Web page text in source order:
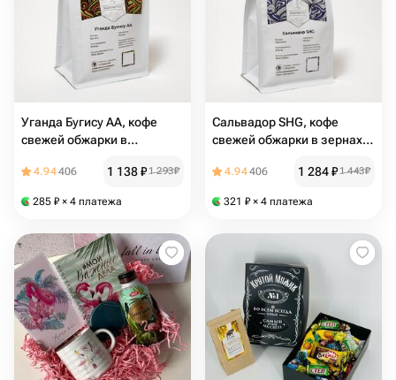
Уганда Бугису АА, кофе
свежей обжарки в
100% арабика, 250 гр
4.94406 1 138₽1 293₽
285 ₽ × 4 платежа
Сальвадор SHG, кофе
свежей обжарки в зернах
арабика, 250 гр
4.94406 1 284₽1 443₽
321 ₽ × 4 платежа